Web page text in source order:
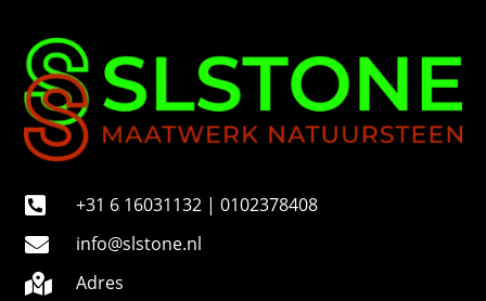

+31 6 16031132 | 0102378408

info@slstone.nl

Adres